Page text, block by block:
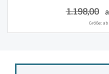
1.198,00
Größe: ab